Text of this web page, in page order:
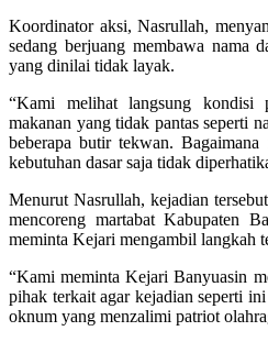
Koordinator aksi, Nasrullah,
sedang berjuang membawa nama
yang dinilai tidak layak.
“Kami melihat langsung kondisi
makanan yang tidak pantas seperti
beberapa butir tekwan.
kebutuhan dasar saja tidak
Menurut Nasrullah, kejadian
mencoreng martabat Kabupaten
meminta Kejari mengambil langkah
“Kami meminta Kejari Banyuasin
pihak terkait agar kejadian seperti
oknum yang menzalimi patriot